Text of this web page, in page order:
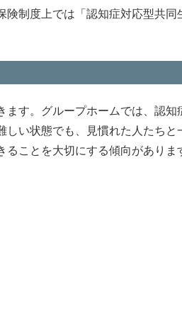
険制度上では「認知症対応型共同
ます。グループホームでは、認知
しい状態でも、見慣れた人たちと
ることを大切にする傾向がありま